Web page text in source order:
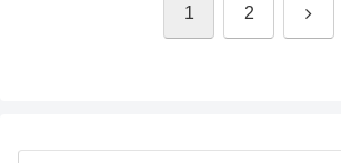
1 2 次